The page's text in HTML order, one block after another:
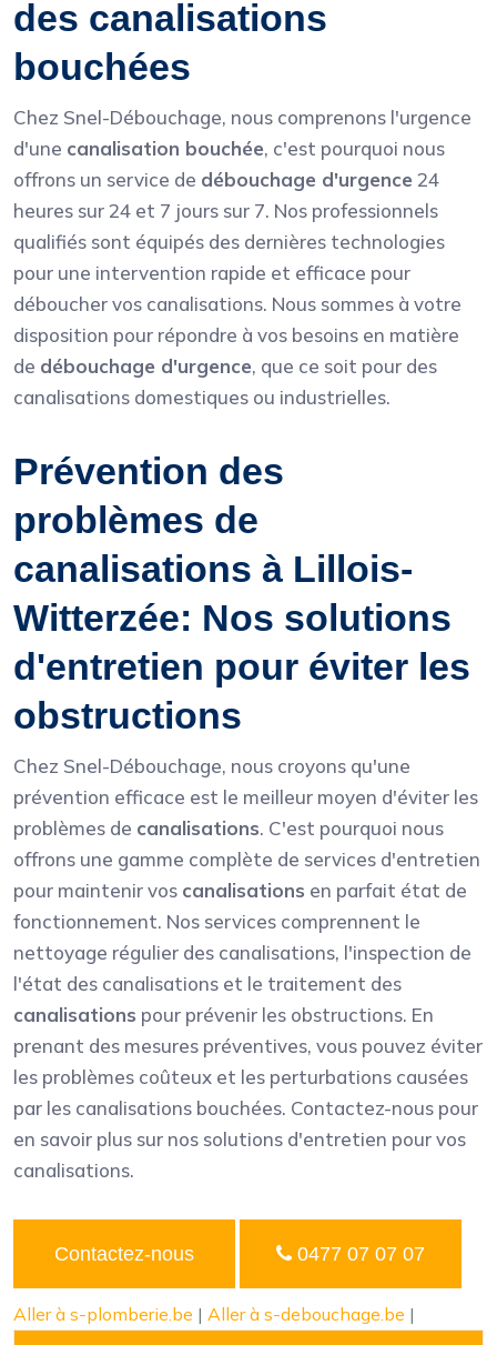
des canalisations
bouchées
Chez Snel-Débouchage, nous comprenons l'urgence
d'une canalisation bouchée, c'est pourquoi nous
offrons un service de débouchage d'urgence 24
heures sur 24 et 7 jours sur 7. Nos professionnels
qualifiés sont équipés des dernières technologies
pour une intervention rapide et efficace pour
déboucher vos canalisations. Nous sommes à votre
disposition pour répondre à vos besoins en matière
de débouchage d'urgence, que ce soit pour des
canalisations domestiques ou industrielles.
Prévention des
problèmes de
canalisations à Lillois-
Witterzée: Nos solutions
d'entretien pour éviter les
obstructions
Chez Snel-Débouchage, nous croyons qu'une
prévention efficace est le meilleur moyen d'éviter les
problèmes de canalisations. C'est pourquoi nous
offrons une gamme complète de services d'entretien
pour maintenir vos canalisations en parfait état de
fonctionnement. Nos services comprennent le
nettoyage régulier des canalisations, l'inspection de
l'état des canalisations et le traitement des
canalisations pour prévenir les obstructions. En
prenant des mesures préventives, vous pouvez éviter
les problèmes coûteux et les perturbations causées
par les canalisations bouchées. Contactez-nous pour
en savoir plus sur nos solutions d'entretien pour vos
canalisations.
Contactez-nous 0477 07 07 07
Aller à s-plomberie.be | Aller à s-debouchage.be |